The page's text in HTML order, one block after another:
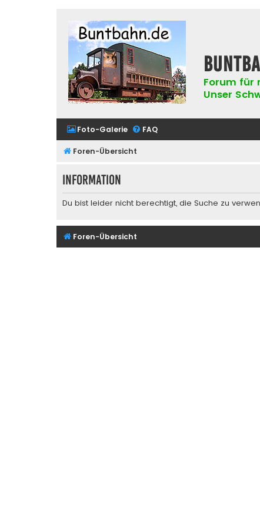
Forum für
Unser
Foto-Galerie FAQ
Foren-Übersicht
Information
Du bist leider nicht berechtigt, die Suche zu
Foren-Übersicht